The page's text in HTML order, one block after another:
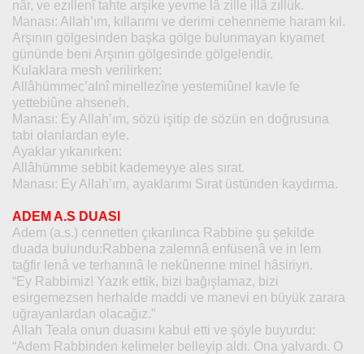
nâr, ve ezıllenî tahte arşike yevme lâ zille illâ zıllük.
Manası: Allah’ım, kıllarımı ve derimi cehenneme haram kıl.
Arşının gölgesinden başka gölge bulunmayan kıyamet
gününde beni Arşının gölgesinde gölgelendir.
Kulaklara mesh verilirken:
Allâhümmec’alnî minellezîne yestemiûnel kavle fe
yettebiûne ahseneh.
Manası: Ey Allah’ım, sözü işitip de sözün en doğrusuna
tabi olanlardan eyle.
Ayaklar yıkanırken:
Allâhümme sebbit kademeyye ales sırat.
Manası: Ey Allah’ım, ayaklarımı Sırat üstünden kaydırma.
ADEM A.S DUASI
Adem (a.s.) cennetten çıkarılınca Rabbine şu şekilde
duada bulundu:Rabbena zalemnâ enfüsenâ ve in lem
tağfir lenâ ve terhanınâ le nekûnenne minel hâsiriyn.
“Ey Rabbimiz! Yazık ettik, bizi bağışlamaz, bizi
esirgemezsen herhalde maddi ve manevi en büyük zarara
uğrayanlardan olacağız.”
Allah Teala onun duasını kabul etti ve şöyle buyurdu:
“Adem Rabbinden kelimeler belleyip aldı. Ona yalvardı. O